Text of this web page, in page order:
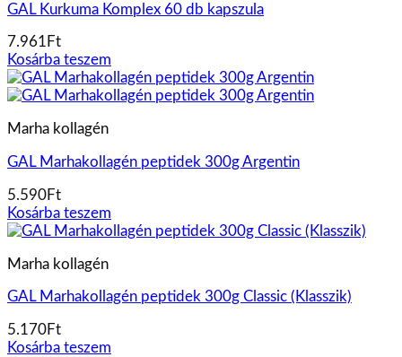
GAL Kurkuma Komplex 60 db kapszula
7.961 Ft
Kosárba teszem
Marha kollagén
GAL Marhakollagén peptidek 300g Argentin
5.590Ft
Kosárba teszem
Marha kollagén
GAL Marhakollagén peptidek 300g Classic (Klasszik)
5.170Ft
Kosárba teszem